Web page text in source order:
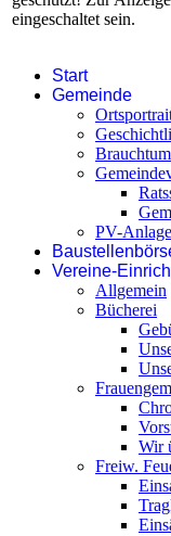
eingeschaltet sein.
Start
Gemeinde
Brauchtum
PV-Anlage
Vereine-
Allgemein
Bücherei
Wir
Freiw.